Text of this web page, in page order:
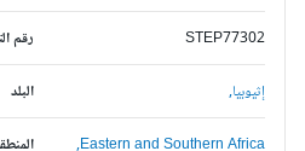
رقم STEP77302
البلد إثيوبيا,
المنطقة Eastern and Southern Africa,